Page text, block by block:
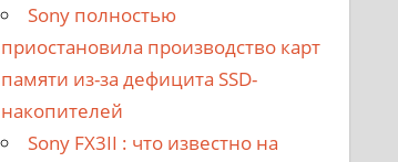
Sony полностью
приостановила производство карт
памяти из-за дефицита SSD-
накопителей
Sony FX3II : что известно на